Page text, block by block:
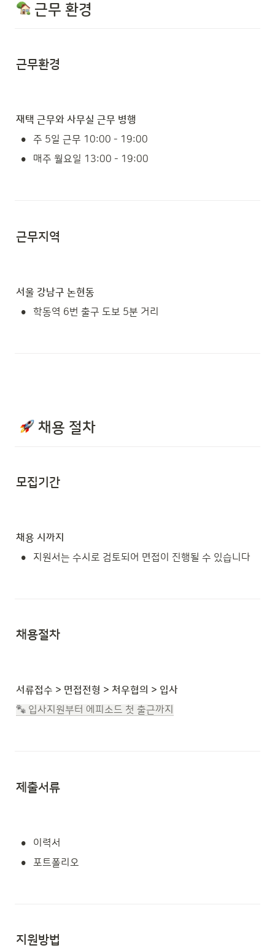
근무 환경
근무환경
재택 근무와 사무실 근무 병행
• 주 5일 근무 10:00 - 19:00
• 매주 월요일 13:00 - 19:00
근무지역
서울 강남구 논현동
• 학동역 6번 출구 도보 5분 거리
채용 절차
모집기간
채용 시까지
• 지원서는 수시로 검토되어 면접이 진행될 수 있습니다
채용절차
서류접수 > 면접전형 > 처우협의 > 입사
입사지원부터 에피소드 첫 출근까지
제출서류
• 이력서
• 포트폴리오
지원방법